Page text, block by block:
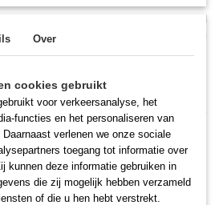
> Tafelzaagmachine, Harwi,
Over
cookies gebruikt
voor verkeersanalyse, het
functies en het personaliseren van
verlenen we onze sociale
toegang tot informatie over
kunnen deze informatie gebruiken in
die zij mogelijk hebben verzameld
of die u hen hebt verstrekt.